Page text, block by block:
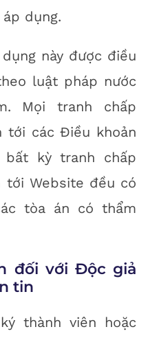
dụng.
này được điều
luật pháp nước
Mọi tranh chấp
tới các Điều khoản
bất kỳ tranh chấp
tới Website đều có
tòa án có thẩm
đối với Độc giả
tin
thành viên hoặc